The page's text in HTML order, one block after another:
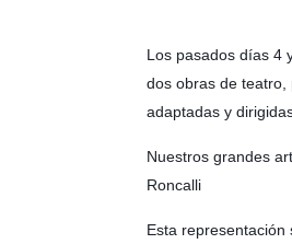
Los pasados días 4
dos obras de
adaptadas y
Nuestros grandes
Roncalli
Esta